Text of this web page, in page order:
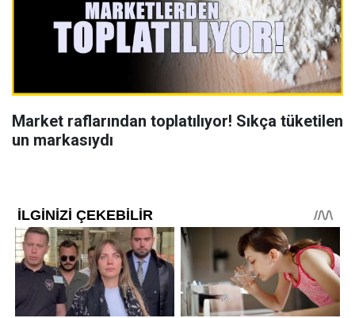
Market raflarından toplatılıyor! Sıkça tüketilen
un markasıydı